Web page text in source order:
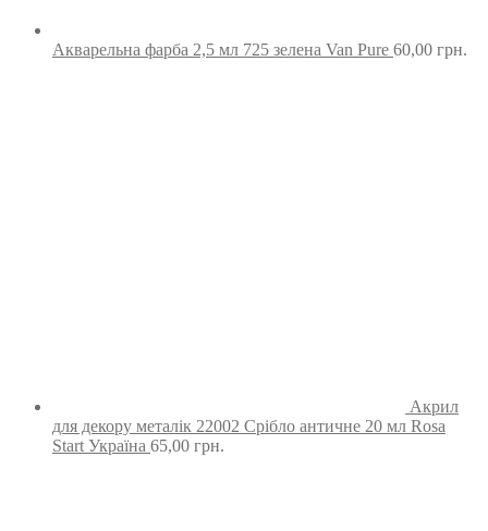
Акварельна фарба 2,5 мл 725 зелена Van Pure 60,00 грн.
Акрил
для декору металік 22002 Срібло античне 20 мл Rosa
Start Україна 65,00 грн.